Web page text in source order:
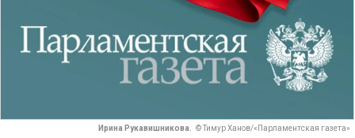
Ирина Рукавишникова. © Тимур Ханов/«Парламентская газета»